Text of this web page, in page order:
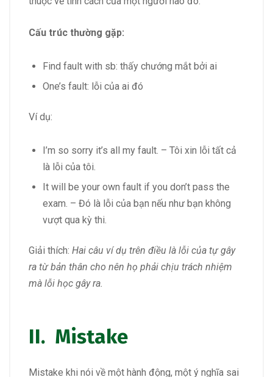
Cấu trúc thường gặp:
Find fault with sb: thấy chướng mắt bởi ai
One’s fault: lỗi của ai đó
Ví dụ:
I’m so sorry it’s all my fault. – Tôi xin lỗi tất cả
là lỗi của tôi.
It will be your own fault if you don’t pass the
exam. – Đó là lỗi của bạn nếu như bạn không
vượt qua kỳ thi.
Giải thích: Hai câu ví dụ trên điều là lỗi của tự gây
ra từ bản thân cho nên họ phải chịu trách nhiệm
mà lỗi học gây ra.
II. Mistake
Mistake khi nói về một hành động, một ý nghĩa sai